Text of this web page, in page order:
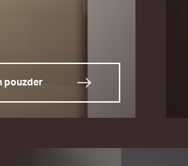
pouzder